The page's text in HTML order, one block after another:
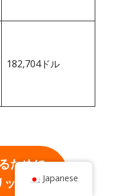
182,704ドル
ために
ク
Japanese